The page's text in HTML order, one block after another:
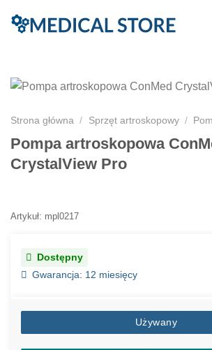
Strona główna / Sprzęt artroskopowy /
Pompa artroskopowa
CrystalView Pro
Artykuł: mpl0217
Dostępny
Gwarancja: 12 miesięcy
Używany